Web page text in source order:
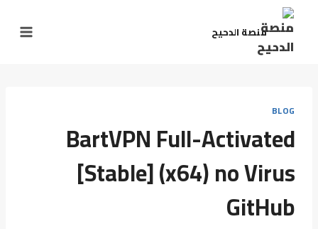
منصة الدحيح
BLOG
BartVPN Full-Activated
[Stable] (x64) no Virus
GitHub